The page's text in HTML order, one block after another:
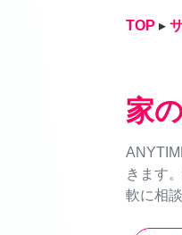
TOP ▸
家
きます
軟に相